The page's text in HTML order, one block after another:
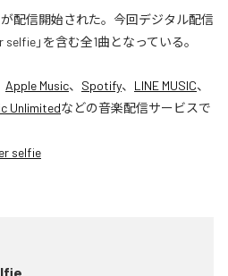
が配信開始された。今回デジタル配信
」を含む全1曲となっている。
Apple Music、 Spotify、 LINE MUSIC、
Unlimitedなどの音楽配信サービスで
selfie